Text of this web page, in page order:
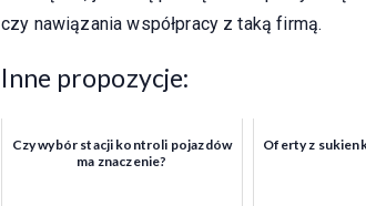
czy nawiązania współpracy z taką firmą.
Inne propozycje:
Czy wybór stacji kontroli pojazdów
ma znaczenie?
Oferty z